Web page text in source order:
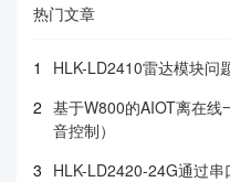
热门文章
1
HLK-LD2410雷达模块问
2 基于W800的AIOT离在线
音控制）
3 HLK-LD2420-24G通过